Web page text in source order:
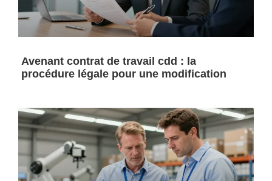
Avenant contrat de travail cdd : la
procédure légale pour une modification